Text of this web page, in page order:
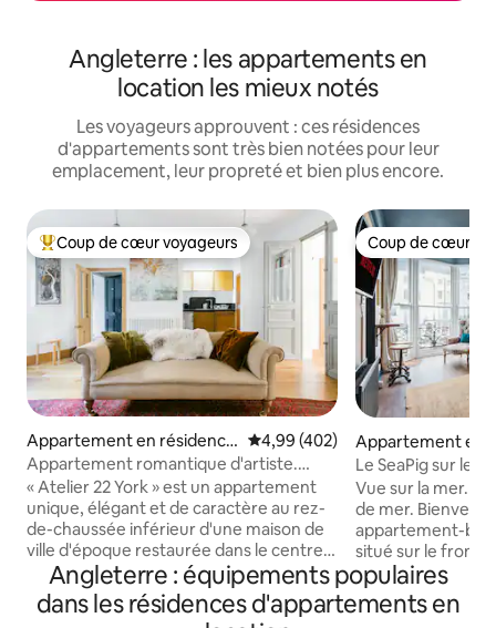
Angleterre : les appartements en
location les mieux notés
Les voyageurs approuvent : ces résidences
d'appartements sont très bien notées pour leur
emplacement, leur propreté et bien plus encore.
Coups de cœur voyageurs les plus appréciés
Coup de cœur voyageurs
Appartement en résidence
⋅ York
Évaluation moyenne sur la
4,99 (402)
Appartement romantique d'artiste.
Centre-ville. Parking gratuit.
« Atelier 22 York » est un appartement
unique, élégant et de caractère au rez-
de-chaussée inférieur d'une maison de
ville d'époque restaurée dans le centre-
ville de York. Décoré avec amour par ses
propriétaires artistes, il a été sélectionné
par Alistair Sawday's Special Places to
Coup de cœur
Coup de cœur
Appartement en
⋅ Brighton and
Le SeaPig sur le
Brighton
Vue sur la mer.
de mer. Bienvenue dans notre
appartement-
situé sur le front
de Brighton, avec
💫 Situé juste à côté de St James Street,
avec un intérieur
Angleterre : équipements populaires
dans les résidences d'appartements en